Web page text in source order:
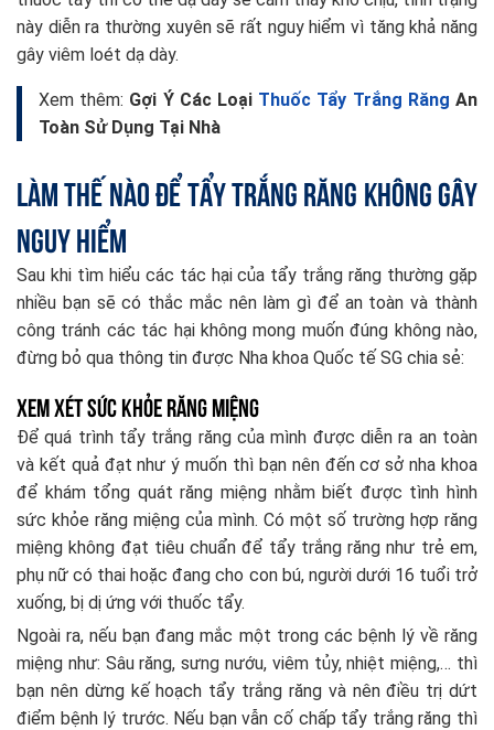
này diễn ra thường xuyên sẽ rất nguy hiểm vì tăng khả năng
gây viêm loét dạ dày.
Xem thêm: Gợi Ý Các Loại Thuốc Tẩy Trắng Răng An
Toàn Sử Dụng Tại Nhà
Làm thế nào để tẩy trắng răng không gây
nguy hiểm
Sau khi tìm hiểu các tác hại của tẩy trắng răng thường gặp
nhiều bạn sẽ có thắc mắc nên làm gì để an toàn và thành
công tránh các tác hại không mong muốn đúng không nào,
đừng bỏ qua thông tin được Nha khoa Quốc tế SG chia sẻ:
Xem xét sức khỏe răng miệng
Để quá trình tẩy trắng răng của mình được diễn ra an toàn
và kết quả đạt như ý muốn thì bạn nên đến cơ sở nha khoa
để khám tổng quát răng miệng nhằm biết được tình hình
sức khỏe răng miệng của mình. Có một số trường hợp răng
miệng không đạt tiêu chuẩn để tẩy trắng răng như trẻ em,
phụ nữ có thai hoặc đang cho con bú, người dưới 16 tuổi trở
xuống, bị dị ứng với thuốc tẩy.
Ngoài ra, nếu bạn đang mắc một trong các bệnh lý về răng
miệng như: Sâu răng, sưng nướu, viêm tủy, nhiệt miệng,… thì
bạn nên dừng kế hoạch tẩy trắng răng và nên điều trị dứt
điểm bệnh lý trước. Nếu bạn vẫn cố chấp tẩy trắng răng thì